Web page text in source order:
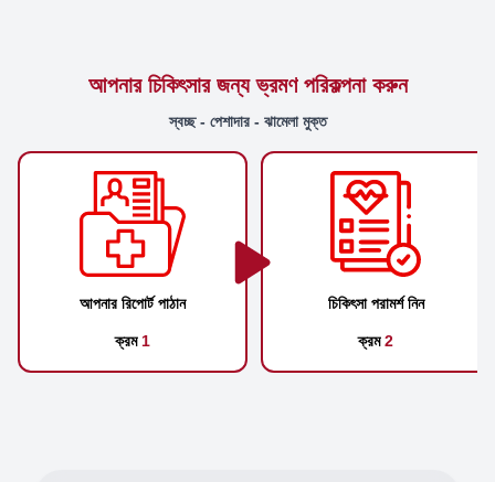
আপনার চিকিৎসার জন্য ভ্রমণ পরিকল্পনা করুন
স্বচ্ছ - পেশাদার - ঝামেলা মুক্ত
আপনার রিপোর্ট পাঠান
ক্রম 1
চিকিৎসা পরামর্শ নিন
ক্রম2